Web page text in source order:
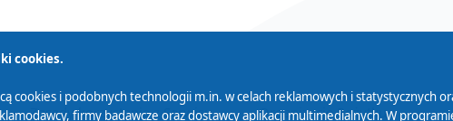
Zasady korzystania z Serwisu Organizacje Pożytku
cookies.
cookies i podobnych technologii m.in. w celach reklamowych i
firmy badawcze oraz dostawcy aplikacji multimedialnych. W